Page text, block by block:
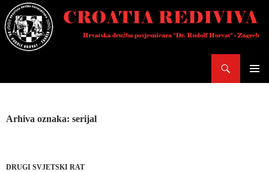
Skoči
do
sadržaja
Arhiva oznaka: serijal
DRUGI SVJETSKI RAT